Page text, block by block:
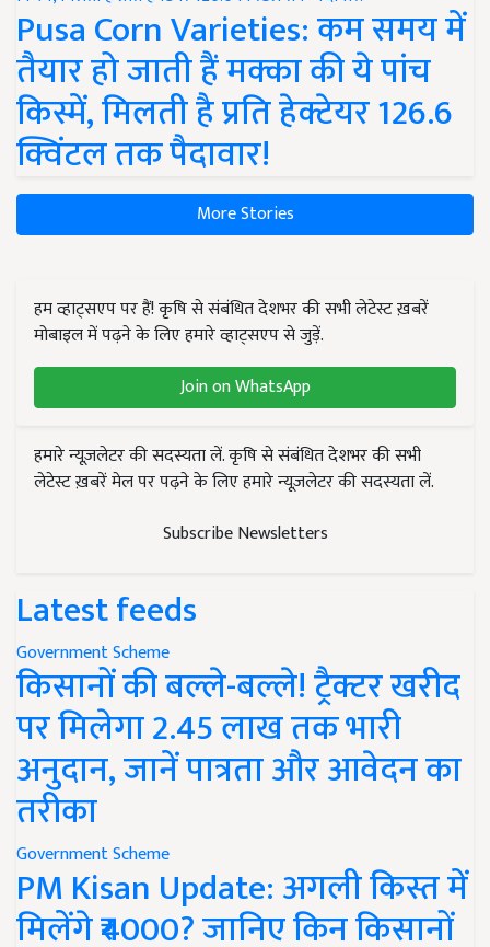
Pusa Corn Varieties: कम समय में
तैयार हो जाती हैं मक्का की ये पांच
किस्में, मिलती है प्रति हेक्टेयर 126.6
क्विंटल तक पैदावार!
More Stories
हम व्हाट्सएप पर हैं! कृषि से संबंधित देशभर की सभी लेटेस्ट ख़बरें
मोबाइल में पढ़ने के लिए हमारे व्हाट्सएप से जुड़ें.
Join on WhatsApp
हमारे न्यूज़लेटर की सदस्यता लें. कृषि से संबंधित देशभर की सभी
लेटेस्ट ख़बरें मेल पर पढ़ने के लिए हमारे न्यूज़लेटर की सदस्यता लें.
Subscribe Newsletters
Latest feeds
Government Scheme
किसानों की बल्ले-बल्ले! ट्रैक्टर खरीद
पर मिलेगा 2.45 लाख तक भारी
अनुदान, जानें पात्रता और आवेदन का
तरीका
Government Scheme
PM Kisan Update: अगली किस्त में
मिलेंगे ₹4000? जानिए किन किसानों